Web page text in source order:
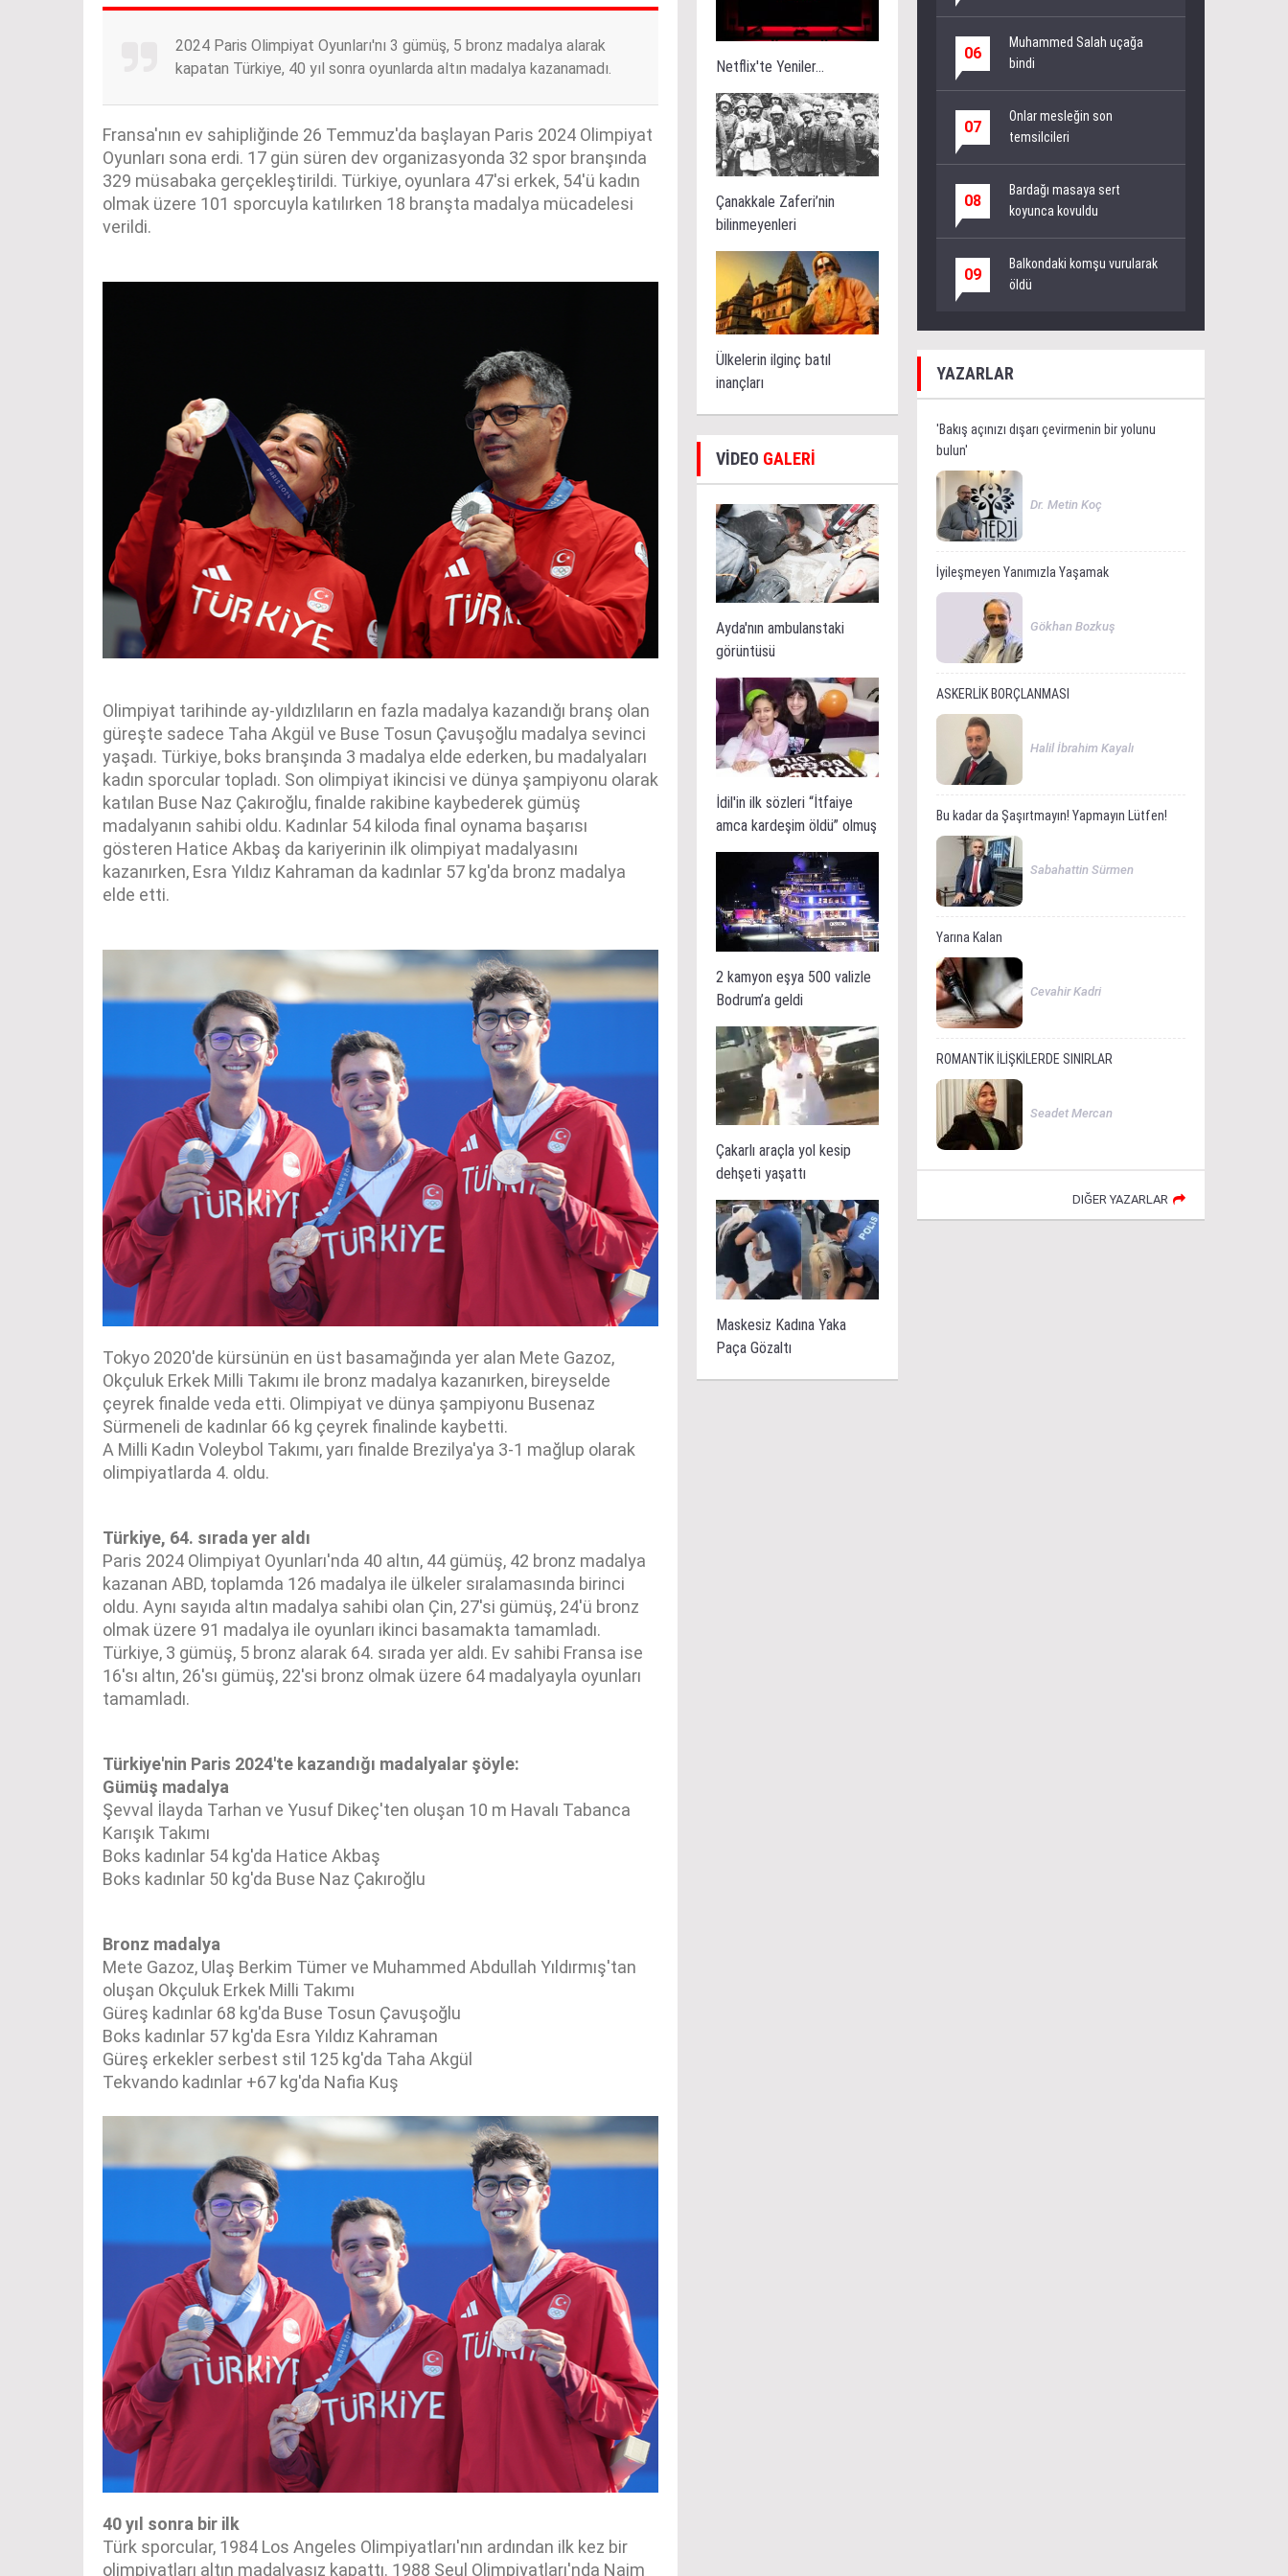
2024 Paris Olimpiyat Oyunları'nı 3 gümüş, 5 bronz madalya alarak
kapatan Türkiye, 40 yıl sonra oyunlarda altın madalya kazanamadı.
Fransa'nın ev sahipliğinde 26 Temmuz'da başlayan Paris 2024 Olimpiyat
Oyunları sona erdi. 17 gün süren dev organizasyonda 32 spor branşında
329 müsabaka gerçekleştirildi. Türkiye, oyunlara 47'si erkek, 54'ü kadın
olmak üzere 101 sporcuyla katılırken 18 branşta madalya mücadelesi
verildi.
Olimpiyat tarihinde ay-yıldızlıların en fazla madalya kazandığı branş olan
güreşte sadece Taha Akgül ve Buse Tosun Çavuşoğlu madalya sevinci
yaşadı. Türkiye, boks branşında 3 madalya elde ederken, bu madalyaları
kadın sporcular topladı. Son olimpiyat ikincisi ve dünya şampiyonu olarak
katılan Buse Naz Çakıroğlu, finalde rakibine kaybederek gümüş
madalyanın sahibi oldu. Kadınlar 54 kiloda final oynama başarısı
gösteren Hatice Akbaş da kariyerinin ilk olimpiyat madalyasını
kazanırken, Esra Yıldız Kahraman da kadınlar 57 kg'da bronz madalya
elde etti.
Tokyo 2020'de kürsünün en üst basamağında yer alan Mete Gazoz,
Okçuluk Erkek Milli Takımı ile bronz madalya kazanırken, bireyselde
çeyrek finalde veda etti. Olimpiyat ve dünya şampiyonu Busenaz
Sürmeneli de kadınlar 66 kg çeyrek finalinde kaybetti.
A Milli Kadın Voleybol Takımı, yarı finalde Brezilya'ya 3-1 mağlup olarak
olimpiyatlarda 4. oldu.
Türkiye, 64. sırada yer aldı
Paris 2024 Olimpiyat Oyunları'nda 40 altın, 44 gümüş, 42 bronz madalya
kazanan ABD, toplamda 126 madalya ile ülkeler sıralamasında birinci
oldu. Aynı sayıda altın madalya sahibi olan Çin, 27'si gümüş, 24'ü bronz
olmak üzere 91 madalya ile oyunları ikinci basamakta tamamladı.
Türkiye, 3 gümüş, 5 bronz alarak 64. sırada yer aldı. Ev sahibi Fransa ise
16'sı altın, 26'sı gümüş, 22'si bronz olmak üzere 64 madalyayla oyunları
tamamladı.
Türkiye'nin Paris 2024'te kazandığı madalyalar şöyle:
Gümüş madalya
Şevval İlayda Tarhan ve Yusuf Dikeç'ten oluşan 10 m Havalı Tabanca
Karışık Takımı
Boks kadınlar 54 kg'da Hatice Akbaş
Boks kadınlar 50 kg'da Buse Naz Çakıroğlu
Bronz madalya
Mete Gazoz, Ulaş Berkim Tümer ve Muhammed Abdullah Yıldırmış'tan
oluşan Okçuluk Erkek Milli Takımı
Güreş kadınlar 68 kg'da Buse Tosun Çavuşoğlu
Boks kadınlar 57 kg'da Esra Yıldız Kahraman
Güreş erkekler serbest stil 125 kg'da Taha Akgül
Tekvando kadınlar +67 kg'da Nafia Kuş
40 yıl sonra bir ilk
Türk sporcular, 1984 Los Angeles Olimpiyatları'nın ardından ilk kez bir
olimpiyatları altın madalyasız kapattı. 1988 Seul Olimpiyatları'nda Naim
Netflix'te Yeniler...
Çanakkale Zaferi’nin
bilinmeyenleri
Ülkelerin ilginç batıl
inançları
VİDEO GALERİ
Ayda'nın ambulanstaki
görüntüsü
İdil'in ilk sözleri “İtfaiye
amca kardeşim öldü” olmuş
2 kamyon eşya 500 valizle
Bodrum’a geldi
Çakarlı araçla yol kesip
dehşeti yaşattı
Maskesiz Kadına Yaka
Paça Gözaltı
06
Muhammed Salah uçağa
bindi
07
Onlar mesleğin son
temsilcileri
08
Bardağı masaya sert
koyunca kovuldu
09
Balkondaki komşu vurularak
öldü
YAZARLAR
'Bakış açınızı dışarı çevirmenin bir yolunu
bulun'
Dr. Metin Koç
İyileşmeyen Yanımızla Yaşamak
Gökhan Bozkuş
ASKERLİK BORÇLANMASI
Halil İbrahim Kayalı
Bu kadar da Şaşırtmayın! Yapmayın Lütfen!
Sabahattin Sürmen
Yarına Kalan
Cevahir Kadri
ROMANTİK İLİŞKİLERDE SINIRLAR
Seadet Mercan
DIĞER YAZARLAR